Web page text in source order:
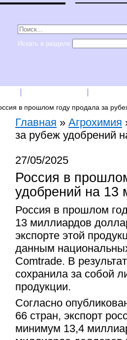
Искать в разделе
в прошлом году продала за
Главная » Агрохимия
за рубеж удобрений
27/05/2025
Россия в
удобрений на 13
Россия в прошлом
13 миллиардов
экспорте этой
данным
Comtrade. В
сохранила за собой
продукции.
Согласно
66 стран, экспорт
минимум 13,4